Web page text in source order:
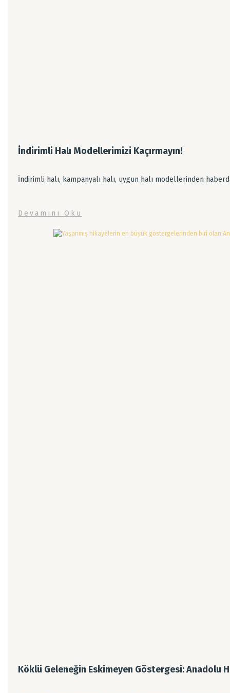
İndirimli Halı Modellerimizi Kaçırmayın!
İndirimli halı, kampanyalı halı, uygun halı modellerinden
Devamını Oku
Köklü Geleneğin Eskimeyen Göstergesi: Anadolu